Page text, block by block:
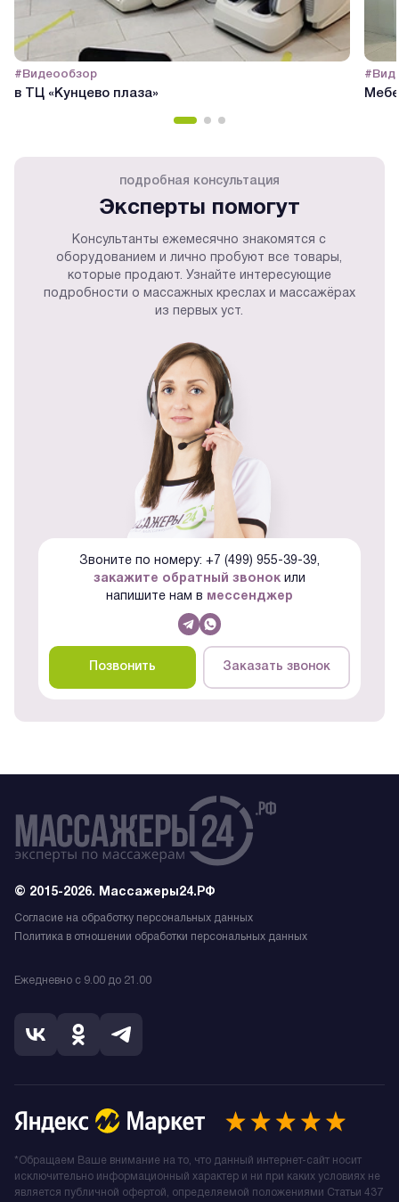
#Видеообзор
в ТЦ «Кунцево плаза»
подробная консультация
Эксперты помогут
Консультанты ежемесячно знакомятся с
оборудованием и лично пробуют все товары,
которые продают. Узнайте интересующие
подробности о массажных креслах и массажёрах
из первых уст.
Звоните по номеру: +7 (499) 955-39-39,
закажите обратный звонокили
напишите нам в
мессенджер
Позвонить Заказать звонок
© 2015-2026. Массажеры24.РФ
Согласие на обработку персональных данных
Политика в отношении обработки персональных данных
Ежедневно с 9.00 до 21.00
*Обращаем Ваше внимание на то, что данный интернет-сайт носит
исключительно информационный характер и ни при каких условиях не
является публичной офертой, определяемой положениями Статьи 437